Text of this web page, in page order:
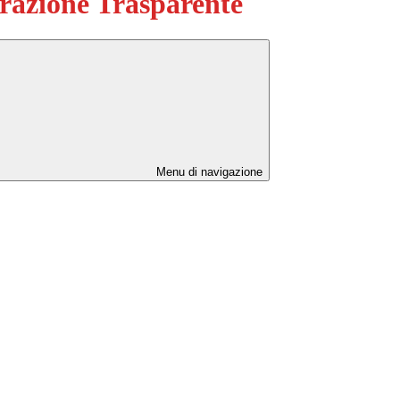
Menu di navigazione